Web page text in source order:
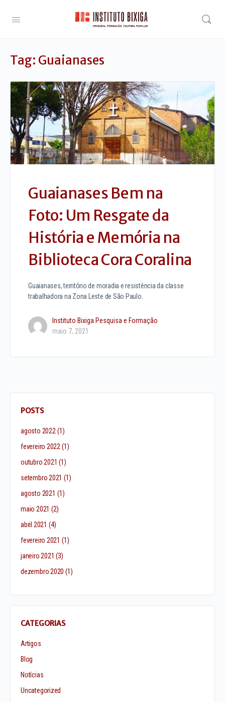
Tag: Guaianases
Guaianases Bem na
Foto: Um Resgate da
História e Memória na
Biblioteca Cora Coralina
Guaianases, território de moradia e resistência da classe
trabalhadora na Zona Leste de São Paulo.
Instituto Bixiga Pesquisa e Formação
maio 7, 2021
POSTS
agosto 2022(1)
fevereiro 2022(1)
outubro 2021 (1)
setembro 2021 (1)
agosto 2021 (1)
maio 2021 (2)
abril 2021 (4)
fevereiro 2021 (1)
janeiro 2021 (3)
dezembro 2020 (1)
CATEGORIAS
Artigos
Blog
Notícias
Uncategorized